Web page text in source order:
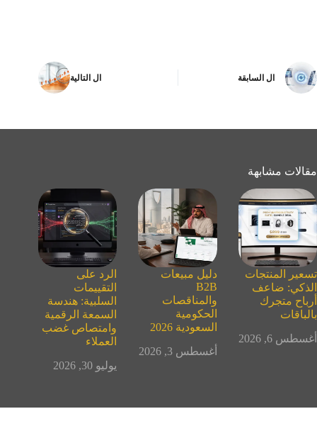
ال السابقة ال التالية
مقالات مشابهة
تسعير المنتجات
الذكي: ضاعف
أرباح متجرك
بالباقات
أغسطس 6, 2026
دليل مبيعات
B2B
والمناقصات
الحكومية
السعودية 2026
أغسطس 3, 2026
الرد على
التقييمات
السلبية: هندسة
السمعة الرقمية
وامتصاص غضب
العملاء
يوليو 30, 2026